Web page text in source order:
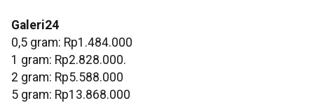
Galeri24
0,5 gram: Rp1.484.000
1 gram: Rp2.828.000.
‎2 gram: Rp5.588.000
‎5 gram: Rp13.868.000